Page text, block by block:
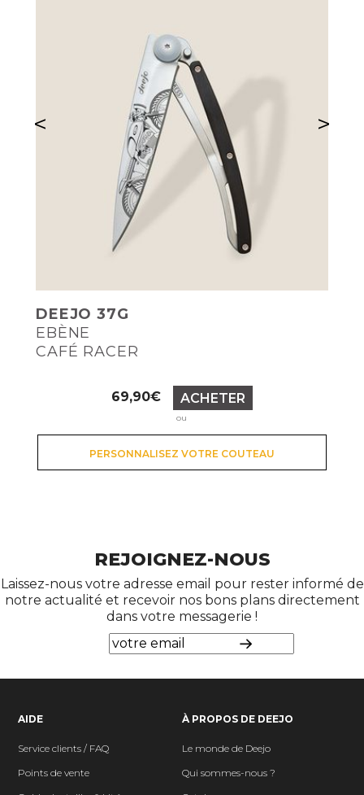
DEEJO 37G
EBÈNE
CAFÉ RACER
Prix
69,90€ ACHETER
ou
PERSONNALISEZ VOTRE COUTEAU
< >
REJOIGNEZ-NOUS
Laissez-nous votre adresse email pour rester informé de
notre actualité et recevoir nos bons plans directement
dans votre messagerie !
AIDE
Service clients / FAQ
Points de vente
À PROPOS DE DEEJO
Le monde de Deejo
Qui sommes-nous ?